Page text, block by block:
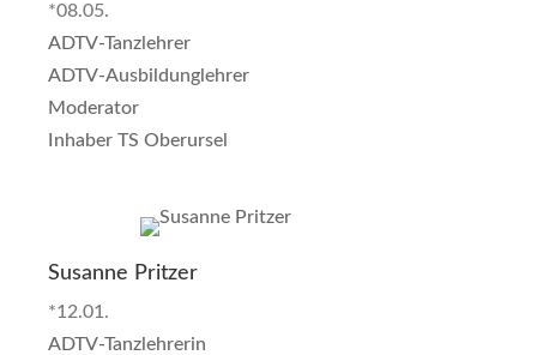
*08.05.
ADTV-Tanzlehrer
ADTV-Ausbildunglehrer
Moderator
Inhaber TS Oberursel
Susanne Pritzer
*12.01.
ADTV-Tanzlehrerin